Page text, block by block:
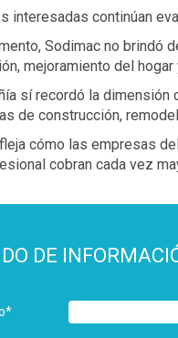
interesadas continúan
Sodimac no brindó
mejoramiento del
sí recordó la
de construcción,
cómo las empresas
cobran cada vez
DE
*